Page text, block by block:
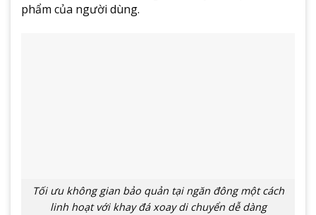
phẩm của người dùng.
Tối ưu không gian bảo quản tại ngăn đông một cách
linh hoạt với khay đá xoay di chuyển dễ dàng